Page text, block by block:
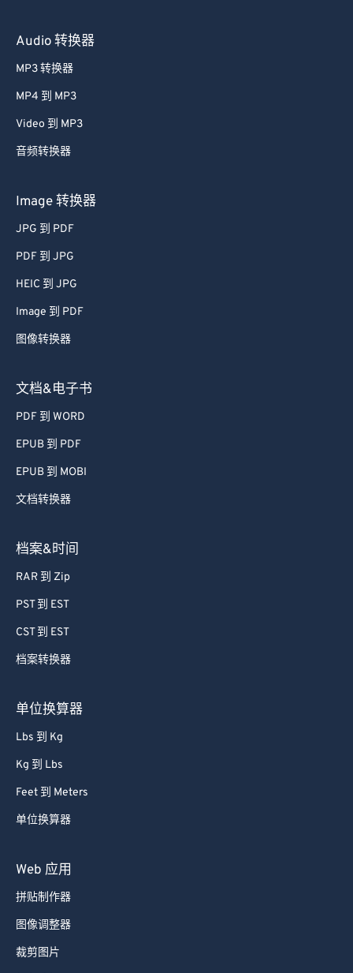
Audio 转换器
MP3 转换器
MP4 到 MP3
Video 到 MP3
音频转换器
Image 转换器
JPG 到 PDF
PDF 到 JPG
HEIC 到 JPG
Image 到 PDF
图像转换器
文档&电子书
PDF 到 WORD
EPUB 到 PDF
EPUB 到 MOBI
文档转换器
档案&时间
RAR 到 Zip
PST 到 EST
CST 到 EST
档案转换器
单位换算器
Lbs 到 Kg
Kg 到 Lbs
Feet 到 Meters
单位换算器
Web 应用
拼贴制作器
图像调整器
裁剪图片